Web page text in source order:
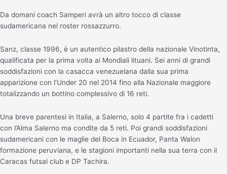
Da domani coach Samperi avrà un altro tocco di classe
sudamericana nel roster rossazzurro.
Sanz, classe 1996, è un autentico pilastro della nazionale Vinotinta,
qualificata per la prima volta ai Mondiali lituani. Sei anni di grandi
soddisfazioni con la casacca venezuelana dalla sua prima
apparizione con l’Under 20 nel 2014 fino alla Nazionale maggiore
totalizzando un bottino complessivo di 16 reti.
Una breve parentesi in Italia, a Salerno, solo 4 partite fra i cadetti
con l’Alma Salerno ma condite da 5 reti. Poi grandi soddisfazioni
sudamericani con le maglie del Boca in Ecuador, Panta Walon
formazione peruviana, e le stagioni importanti nella sua terra con il
Caracas futsal club e DP Tachira.